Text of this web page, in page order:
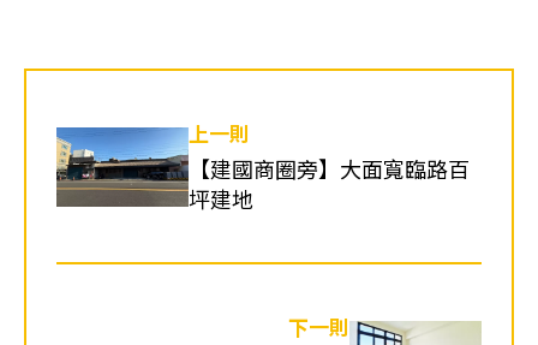
上一則
【建國商圈旁】大面寬臨路百
坪建地
下一則